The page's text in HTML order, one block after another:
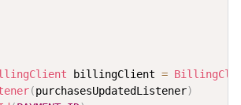
billingClient =
(purchasesUpdatedListener)